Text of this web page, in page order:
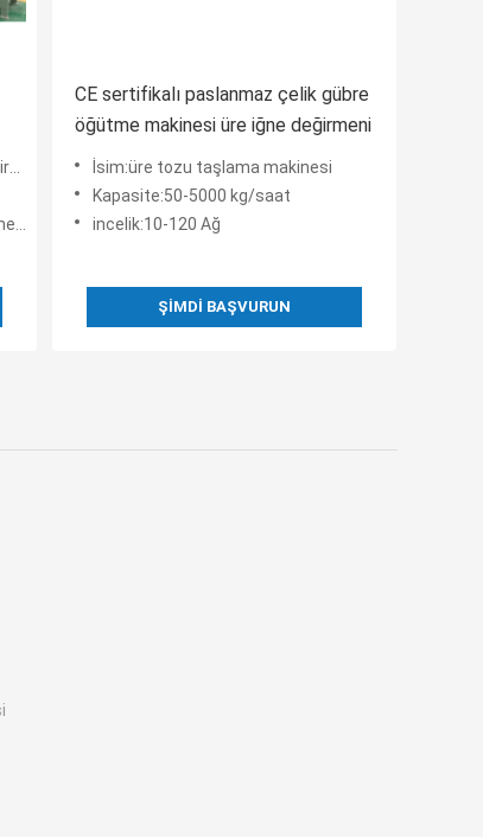
CE sertifikalı paslanmaz çelik gübre
öğütme makinesi üre iğne değirmeni
İsim:üre tozu taşlama makinesi
Kapasite:50-5000 kg/saat
incelik:10-120 Ağ
ŞIMDI BAŞVURUN